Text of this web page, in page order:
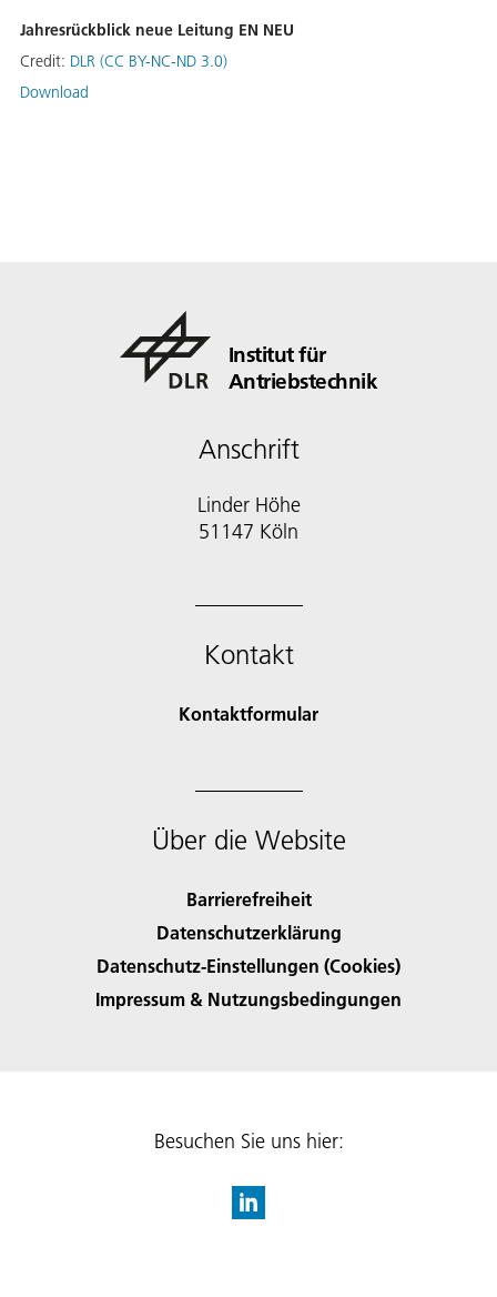
Jahresrückblick neue Leitung EN NEU
Credit: DLR (CC BY-NC-ND 3.0)
Download
Institut für
Antriebstechnik
Anschrift
Linder Höhe
51147 Köln
Kontakt
Kontaktformular
Über die Website
Barrierefreiheit
Datenschutzerklärung
Datenschutz-Einstellungen (Cookies)
Impressum & Nutzungsbedingungen
Besuchen Sie uns hier: